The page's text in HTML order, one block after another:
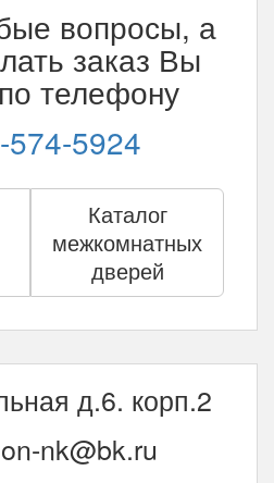
вопросы, а
заказ Вы
телефону
574-5924
Каталог
межкомнатных
дверей
д.6. корп.2
nk@bk.ru